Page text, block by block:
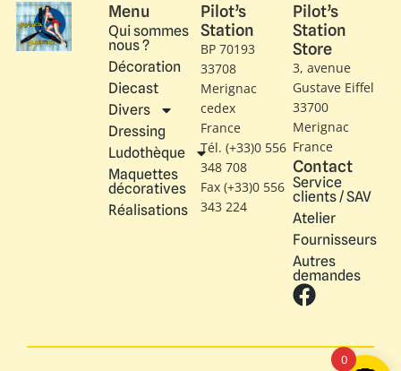
Menu
Qui sommes
nous ?
Décoration
Diecast
Divers
Dressing
Ludothèque
Maquettes
décoratives
Réalisations
Pilot’s
Station
BP 70193
33708
Merignac
cedex
France
Tél. (+33)0 556
348 708
Fax (+33)0 556
343 224
Pilot’s
Station
Store
3, avenue
Gustave Eiffel​
33700
Merignac
France
Contact
Service
clients / SAV
Atelier
Fournisseurs
Autres
demandes
0